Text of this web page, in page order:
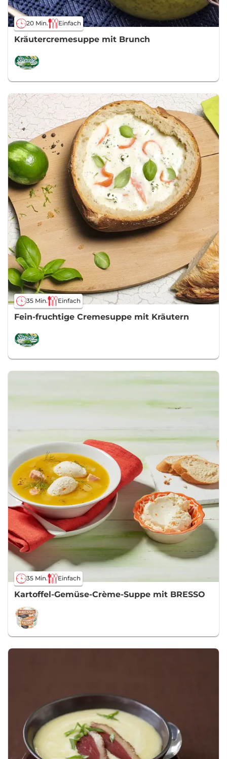
20 Min. Einfach
Kräutercremesuppe mit Brunch
35 Min. Einfach
Fein-fruchtige Cremesuppe mit Kräutern
35 Min. Einfach
Kartoffel-Gemüse-Crème-Suppe mit BRESSO